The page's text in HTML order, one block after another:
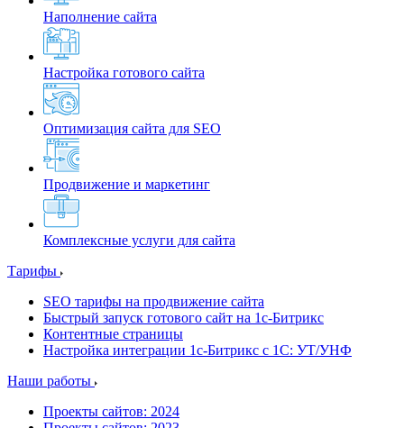
Наполнение сайта
Настройка готового сайта
Оптимизация сайта для SEO
Продвижение и маркетинг
Комплексные услуги для сайта
Тарифы
SEO тарифы на продвижение сайта
Быстрый запуск готового сайт на 1с-Битрикс
Контентные страницы
Настройка интеграции 1с-Битрикс с 1С: УТ/УНФ
Наши работы
Проекты сайтов: 2024